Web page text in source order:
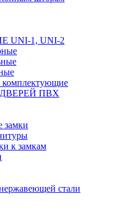
UNI-1, UNI-2
комплектующие
ДВЕРЕЙ ПВХ
замки
к замкам
стали